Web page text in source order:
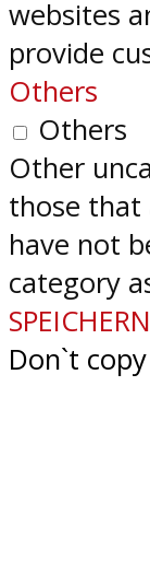
websites
provide
Others
Others
Other
those that
have not
category
Don`t